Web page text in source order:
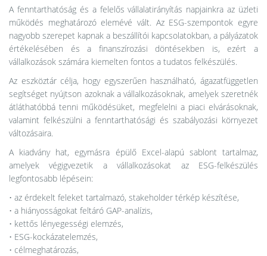
A fenntarthatóság és a felelős vállalatirányítás napjainkra az üzleti
működés meghatározó elemévé vált. Az ESG-szempontok egyre
nagyobb szerepet kapnak a beszállítói kapcsolatokban, a pályázatok
értékelésében és a finanszírozási döntésekben is, ezért a
vállalkozások számára kiemelten fontos a tudatos felkészülés.
Az eszköztár célja, hogy egyszerűen használható, ágazatfüggetlen
segítséget nyújtson azoknak a vállalkozásoknak, amelyek szeretnék
átláthatóbbá tenni működésüket, megfelelni a piaci elvárásoknak,
valamint felkészülni a fenntarthatósági és szabályozási környezet
változásaira.
A kiadvány hat, egymásra épülő Excel-alapú sablont tartalmaz,
amelyek végigvezetik a vállalkozásokat az ESG-felkészülés
legfontosabb lépésein:
• az érdekelt feleket tartalmazó, stakeholder térkép készítése,
• a hiányosságokat feltáró GAP-analízis,
• kettős lényegességi elemzés,
• ESG-kockázatelemzés,
• célmeghatározás,